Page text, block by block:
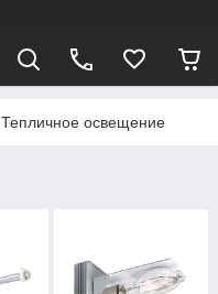
Тепличное освещение